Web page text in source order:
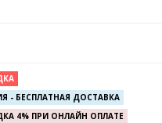
- БЕСПЛАТНАЯ ДОСТАВКА
4% ПРИ ОНЛАЙН ОПЛАТЕ